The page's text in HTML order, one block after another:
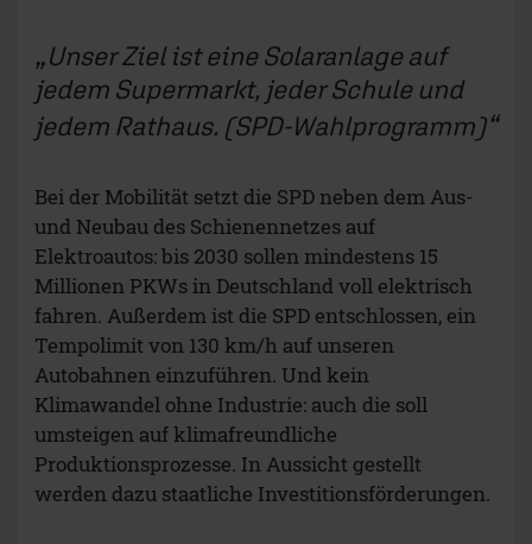
Unser Ziel ist eine Solaranlage auf
jedem Supermarkt, jeder Schule und
jedem Rathaus. (SPD-Wahlprogramm)
Bei der Mobilität setzt die SPD neben dem Aus-
und Neubau des Schienennetzes auf
Elektroautos: bis 2030 sollen mindestens 15
Millionen PKWs in Deutschland voll elektrisch
fahren. Außerdem ist die SPD entschlossen, ein
Tempolimit von 130 km/h auf unseren
Autobahnen einzuführen. Und kein
Klimawandel ohne Industrie: auch die soll
umsteigen auf klimafreundliche
Produktionsprozesse. In Aussicht gestellt
werden dazu staatliche Investitionsförderungen.